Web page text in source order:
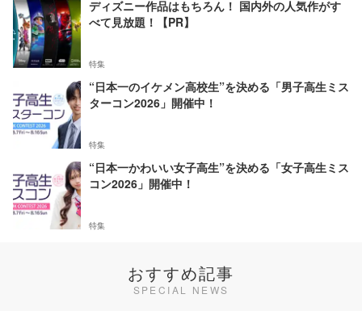
ディズニー作品はもちろん！ 国内外の人気作がす
べて見放題！【PR】
特集
“日本一のイケメン高校生”を決める「男子高生ミス
ターコン2026」開催中！
特集
“日本一かわいい女子高生”を決める「女子高生ミス
コン2026」開催中！
特集
おすすめ記事
SPECIAL NEWS